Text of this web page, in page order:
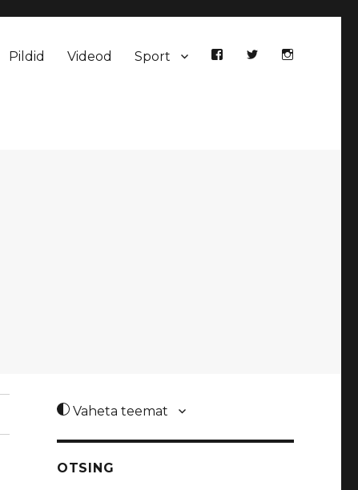
Pildid Videod Sport
Vaheta teemat
OTSING